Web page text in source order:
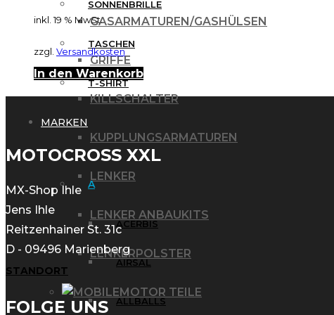
GASARMATUREN/GASHÜLSEN
GRIFFE
KILLSCHALTER
KUPPLUNGSARMATUREN
LENKER
LENKER ANBAUKITS
LENKERPOLSTER
MOTOR TEILE
SONNENBRILLE
TASCHEN
T-SHIRT
MARKEN
A
ACERBIS
AIRSAL
ALLBALLS
inkl. 19 % MwSt.
zzgl. Versandkosten
In den Warenkorb
MOTOCROSS XXL
MX-Shop Ihle
Jens Ihle
Reitzenhainer St. 31c
D - 09496 Marienberg
STANDORT
FOLGE UNS